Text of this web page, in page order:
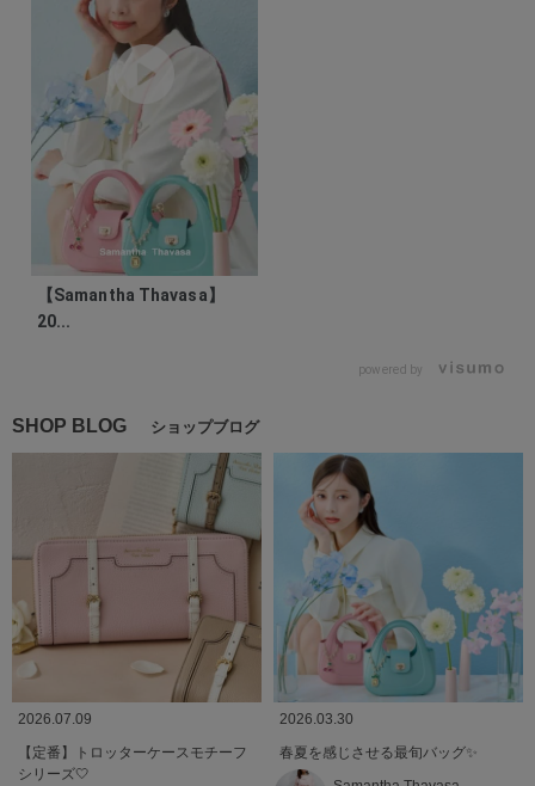
【Samantha Thavasa】
20...
powered by
SHOP BLOG ショップブログ
2026.07.09
【定番】トロッターケースモチーフ
シリーズ🤍
2026.03.30
春夏を感じさせる最旬バッグ✨